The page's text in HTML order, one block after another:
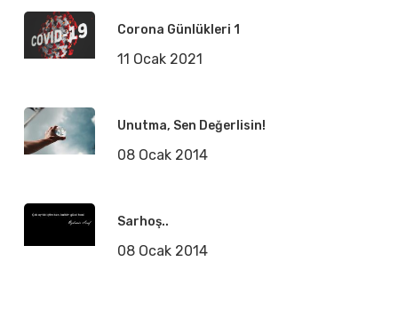
Corona Günlükleri 1
11 Ocak 2021
Unutma, Sen Değerlisin!
08 Ocak 2014
Sarhoş..
08 Ocak 2014